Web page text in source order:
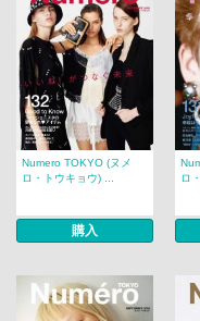
Numero TOKYO (ヌメ
ロ・トウキョウ) ...
購入
ロ